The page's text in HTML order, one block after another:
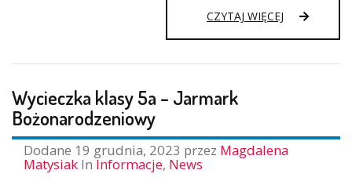
CZYTAJ WIĘCEJ
Wycieczka klasy 5a – Jarmark
Bożonarodzeniowy
Dodane 19 grudnia, 2023 przez Magdalena
Matysiak InInformacje, News